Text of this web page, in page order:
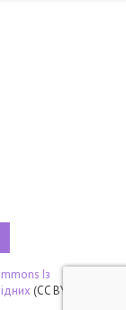
Із
(CC BY-NC-ND